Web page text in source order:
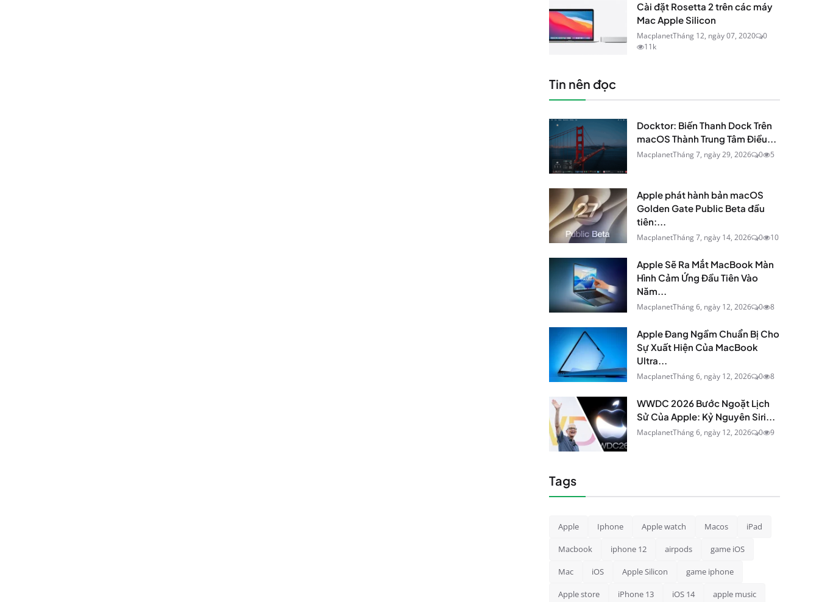
Cài đặt Rosetta 2 trên các máy
Mac Apple Silicon
MacplanetTháng 12, ngày 07, 2020
0
11k
Tin nên đọc
Docktor: Biến Thanh Dock Trên
macOS Thành Trung Tâm Điều...
MacplanetTháng 7, ngày 29, 2026 0 5
Apple phát hành bản macOS
Golden Gate Public Beta đầu
tiên:...
MacplanetTháng 7, ngày 14, 2026 0 10
Apple Sẽ Ra Mắt MacBook Màn
Hình Cảm Ứng Đầu Tiên Vào
Năm...
MacplanetTháng 6, ngày 12, 2026 0 8
Apple Đang Ngầm Chuẩn Bị Cho
Sự Xuất Hiện Của MacBook
Ultra...
MacplanetTháng 6, ngày 12, 2026 0 8
WWDC 2026 Bước Ngoặt Lịch
Sử Của Apple: Kỷ Nguyên Siri...
MacplanetTháng 6, ngày 12, 2026 0 9
Tags
Apple Iphone Apple watch Macos iPad
Macbook iphone 12 airpods game iOS
Mac iOS Apple Silicon game iphone
Apple store iPhone 13 iOS 14 apple music